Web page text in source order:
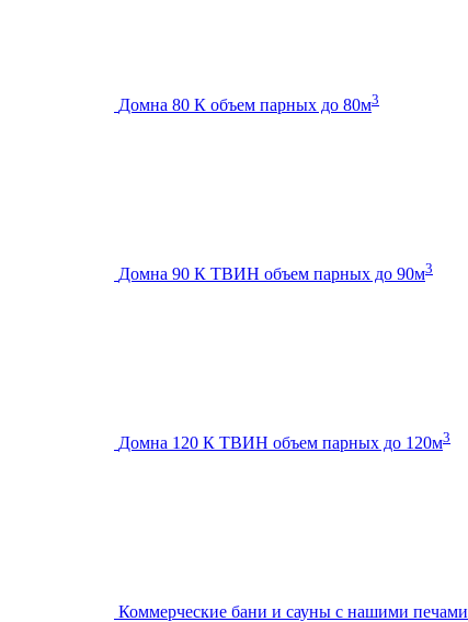
Домна 80 К объем парных до 80м3
Домна 90 К ТВИН объем парных до 90м3
Домна 120 К ТВИН объем парных до 120м3
Коммерческие бани и сауны с нашими печами